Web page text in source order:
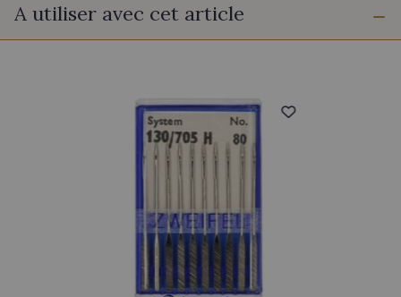
A utiliser avec cet article